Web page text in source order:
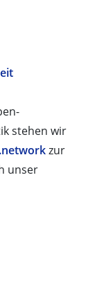
stehen wir
zur
unser